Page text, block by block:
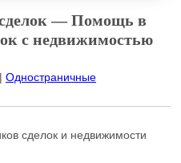
— Помощь в
с недвижимостью
Одностраничные
сделок и недвижимости